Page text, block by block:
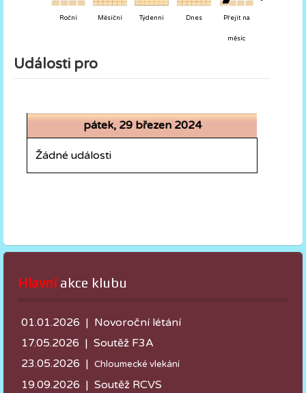
Roční Měsíční Týdenní Dnes Přejít na
měsíc
Události pro
pátek, 29 březen 2024
Žádné události
Hlavní akce klubu
01.01.2026 | Novoroční létání
17.05.2026 | Soutěž F3A
23.05.2026 | Chloumecké vlekání
19.09.2026 | Soutěž RCVS